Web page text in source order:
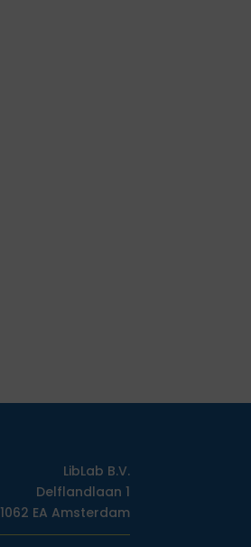
LibLab B.V.
Delflandlaan 1
1062 EA Amsterdam